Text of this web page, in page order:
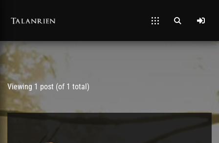
Post has published by
21/09/2023
Viewing 1 post (of 1 total)